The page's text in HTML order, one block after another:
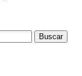
Buscar